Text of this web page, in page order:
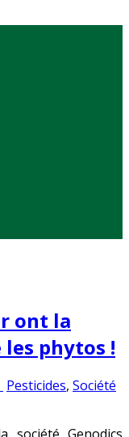
ont la
phytos !
sur
Publié
Pesticides, Société